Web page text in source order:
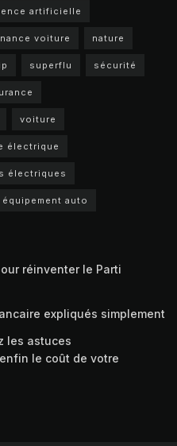
artificielle
voiture nature
superflu sécurité
voiture
électrique
électriques
équipement auto
réinventer le Parti
expliqués simplement
les astuces
le coût de votre